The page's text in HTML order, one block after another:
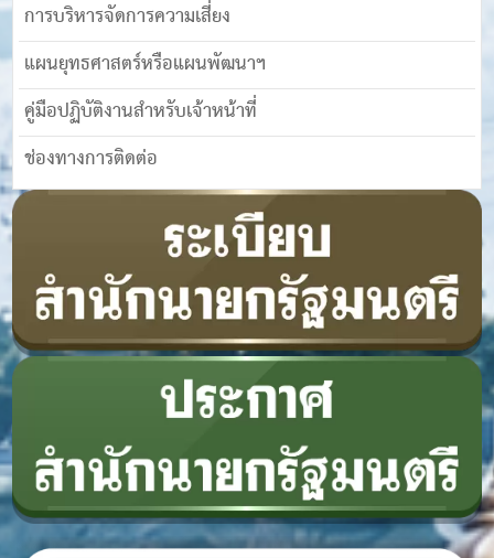
การบริหารจัดการความเสี่ยง
แผนยุทธศาสตร์หรือแผนพัฒนาฯ
คู่มือปฏิบัติงานสำหรับเจ้าหน้าที่
ช่องทางการติดต่อ